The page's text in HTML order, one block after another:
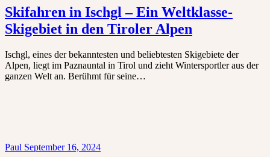
Skifahren in Ischgl – Ein Weltklasse-
Skigebiet in den Tiroler Alpen
Ischgl, eines der bekanntesten und beliebtesten Skigebiete der
Alpen, liegt im Paznauntal in Tirol und zieht Wintersportler aus der
ganzen Welt an. Berühmt für seine…
Paul September 16, 2024